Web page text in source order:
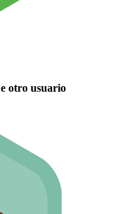
otro usuario